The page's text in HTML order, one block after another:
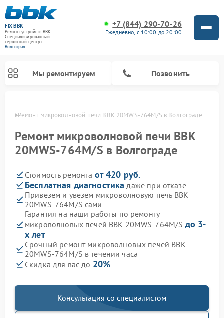
FIX-BBK
Ремонт устройств BBK
Специализированный
cервисный центр г.
Волгоград
+7 (844) 290-70-26
Ежедневно, с 10:00 до 20:00
Мы ремонтируем Позвонить
Ремонт микроволновой печи BBK 20MWS-764M/S в Волгограде
Ремонт микроволновой печи BBK
20MWS-764M/S в Волгограде
Стоимость ремонта от 420 руб.
Бесплатная диагностика даже при отказе
Привезем и увезем микроволновую печь BBK
20MWS-764M/S сами
Гарантия на наши работы по ремонту
микроволновых печей BBK 20MWS-764M/S до 3-
х лет
Срочный ремонт микроволновых печей BBK
20MWS-764M/S в течении часа
Скидка для вас до 20%
Консультация со специалистом